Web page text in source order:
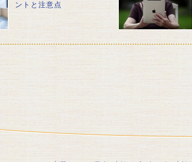
ントと注意点